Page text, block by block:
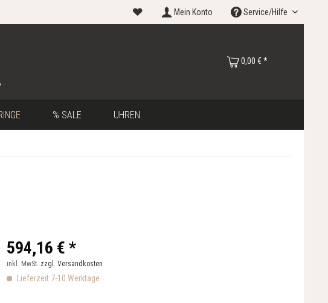
Mein Konto Service/Hilfe
0,00 € *
% SALE UHREN
594,16 € *
inkl. MwSt. zzgl. Versandkosten
Lieferzeit 7-10 Werktage